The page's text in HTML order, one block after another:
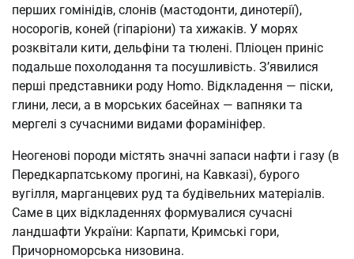
перших гомінідів, слонів (мастодонти, динотерії),
носорогів, коней (гіпаріони) та хижаків. У морях
розквітали кити, дельфіни та тюлені. Пліоцен приніс
подальше похолодання та посушливість. З’явилися
перші представники роду Homo. Відкладення — піски,
глини, леси, а в морських басейнах — вапняки та
мергелі з сучасними видами форамініфер.
Неогенові породи містять значні запаси нафти і газу (в
Передкарпатському прогині, на Кавказі), бурого
вугілля, марганцевих руд та будівельних матеріалів.
Саме в цих відкладеннях формувалися сучасні
ландшафти України: Карпати, Кримські гори,
Причорноморська низовина.